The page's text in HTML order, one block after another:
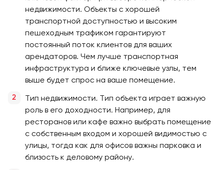
недвижимости. Объекты с хорошей
транспортной доступностью и высоким
пешеходным трафиком гарантируют
постоянный поток клиентов для ваших
арендаторов. Чем лучше транспортная
инфраструктура и ближе ключевые узлы, тем
выше будет спрос на ваше помещение.
Тип недвижимости. Тип объекта играет важную
роль в его доходности. Например, для
ресторанов или кафе важно выбрать помещение
с собственным входом и хорошей видимостью с
улицы, тогда как для офисов важны парковка и
близость к деловому району.